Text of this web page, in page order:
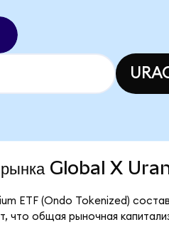
рынка Global X
ETF (Ondo Tokenized)
что общая рыночная